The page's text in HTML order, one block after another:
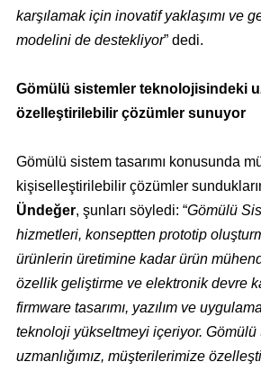
karşılamak için inovatif yaklaşımı ve
modelini de destekliyor” dedi.
Gömülü sistemler teknolojisindeki
özelleştirilebilir çözümler sunuyor
Gömülü sistem tasarımı konusunda
kişiselleştirilebilir çözümler
Ündeğer, şunları söyledi: “Gömülü
hizmetleri, konseptten prototip
ürünlerin üretimine kadar ürün
özellik geliştirme ve elektronik devre
firmware tasarımı, yazılım ve
teknoloji yükseltmeyi içeriyor.
uzmanlığımız, müşterilerimize